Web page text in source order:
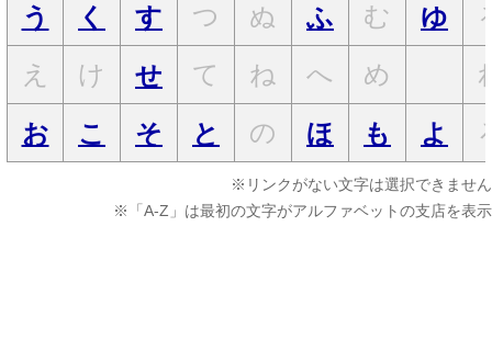
う
く す つ ぬ ふ む ゆ
え
け せ て ね へ め
お
こ そ と の ほ も よ
※リンクがない文字は選択できません
※「A-Z」は最初の文字がアルファベットの支店を表示